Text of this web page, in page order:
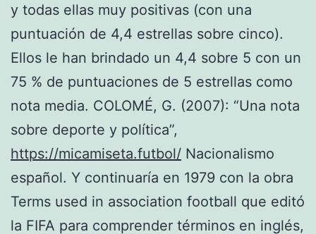
y todas ellas muy positivas (con una
puntuación de 4,4 estrellas sobre cinco).
Ellos le han brindado un 4,4 sobre 5 con un
75 % de puntuaciones de 5 estrellas como
nota media. COLOMÉ, G. (2007): “Una nota
sobre deporte y política”,
https://micamiseta.futbol/ Nacionalismo
español. Y continuaría en 1979 con la obra
Terms used in association football que editó
la FIFA para comprender términos en inglés,